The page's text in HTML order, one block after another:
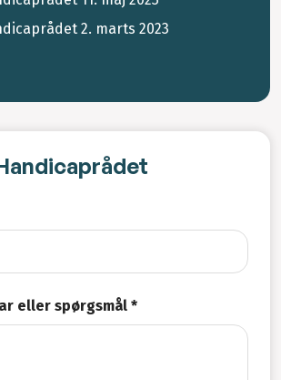
2. marts 2023
eller spørgsmål *